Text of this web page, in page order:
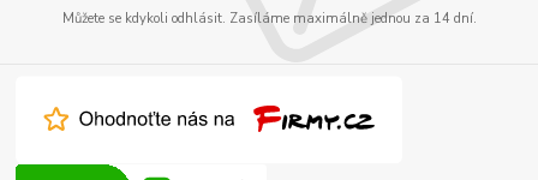
Můžete se kdykoli odhlásit. Zasíláme maximálně jednou za 14 dní.